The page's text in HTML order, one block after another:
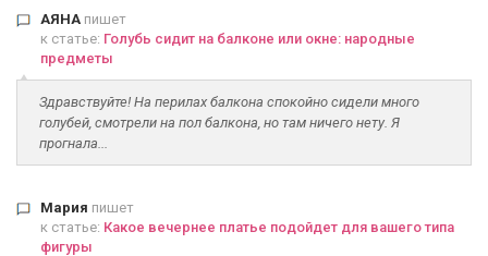
АЯНА пишет
к статье: Голубь сидит на балконе или окне: народные
предметы
Здравствуйте! На перилах балкона спокойно сидели много
голубей, смотрели на пол балкона, но там ничего нету. Я
прогнала...
Мария пишет
к статье: Какое вечернее платье подойдет для вашего типа
фигуры